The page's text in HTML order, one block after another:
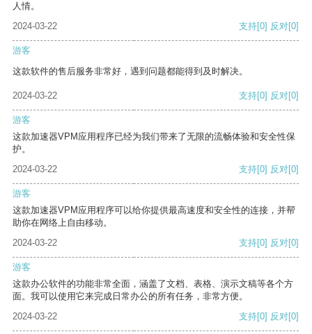
人情。
2024-03-22
支持[0] 反对[0]
游客
这款软件的售后服务非常好，遇到问题都能得到及时解决。
2024-03-22 支持[0] 反对[0]
游客
这款加速器VPM应用程序已经为我们带来了无限的流畅体验和安全性保
护。
2024-03-22
支持[0] 反对[0]
游客
这款加速器VPM应用程序可以给你提供最高速度和安全性的连接，并帮
助你在网络上自由移动。
2024-03-22
支持[0] 反对[0]
游客
这款办公软件的功能非常全面，涵盖了文档、表格、演示文稿等各个方
面。我可以使用它来完成日常办公的所有任务，非常方便。
2024-03-22
支持[0] 反对[0]